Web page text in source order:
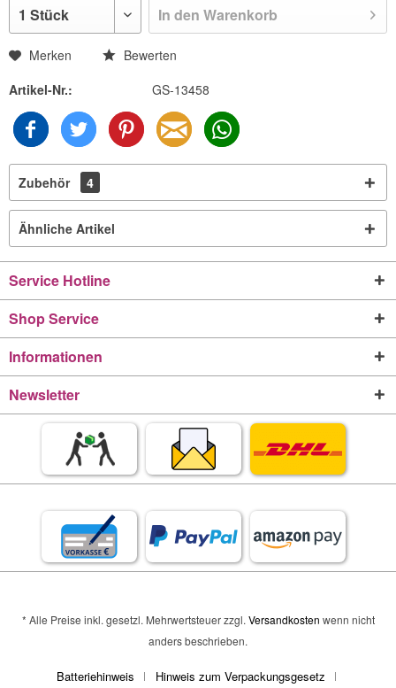
In den Warenkorb
Merken
Bewerten
Artikel-Nr.:
GS-13458
Zubehör 4
Ähnliche Artikel
Service Hotline
Shop Service
Informationen
Newsletter
* Alle Preise inkl. gesetzl. Mehrwertsteuer zzgl. Versandkosten wenn nicht
anders beschrieben.
Batteriehinweis Hinweis zum Verpackungsgesetz